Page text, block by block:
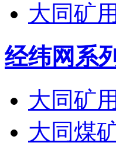
大同矿
经纬网系列
大同矿
大同煤